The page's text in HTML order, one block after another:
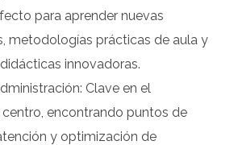
para aprender nuevas
metodologías prácticas de aula y
innovadoras.
Clave en el
centro, encontrando puntos de
y optimización de